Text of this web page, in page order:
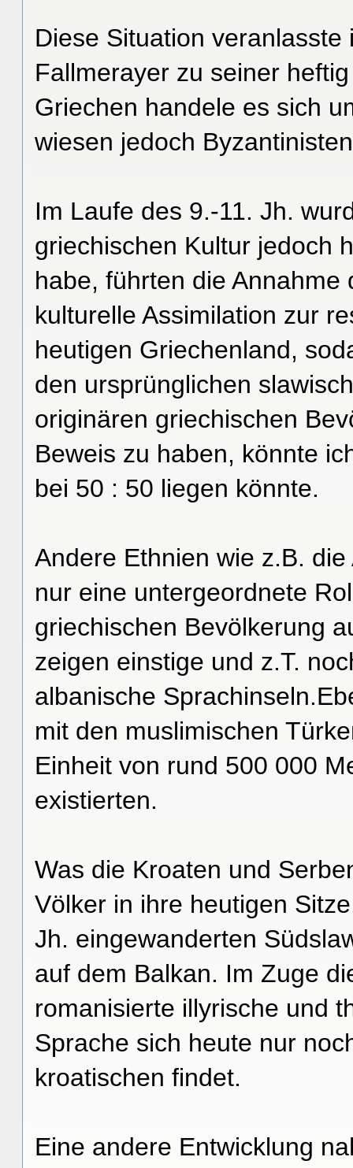
Diese Situation
Fallmerayer zu seiner
Griechen handele es sich
wiesen jedoch
Im Laufe des 9.-11. Jh.
griechischen Kultur jedoch
habe, führten die
kulturelle Assimilation zur
heutigen Griechenland,
den ursprünglichen
originären griechischen
Beweis zu haben, könnte
bei 50 : 50 liegen könnte.
Andere Ethnien wie z.B.
nur eine untergeordnete
griechischen Bevölkerung
zeigen einstige und z.T.
albanische
mit den muslimischen
Einheit von rund 500 000
existierten.
Was die Kroaten und
Völker in ihre heutigen
Jh. eingewanderten
auf dem Balkan. Im Zuge
romanisierte illyrische und
Sprache sich heute nur
kroatischen findet.
Eine andere Entwicklung